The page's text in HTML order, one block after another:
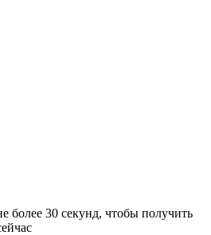
более 30 секунд, чтобы получить